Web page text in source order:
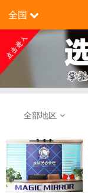
全国
全部地区